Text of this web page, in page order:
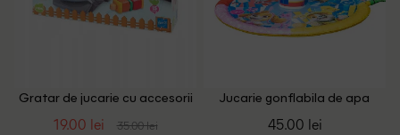
Gratar de jucarie cu accesorii
19.00 lei 35.00 lei
Jucarie gonflabila de apa
45.00 lei